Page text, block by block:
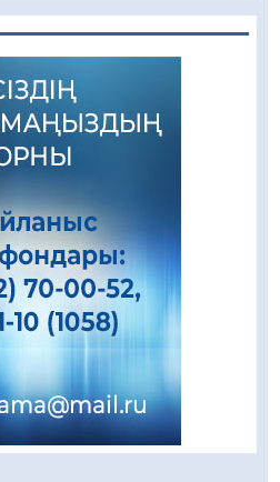
қалай табуға болады?»￼
сайлауынан
пікір зерттеуі
арттыруға
станциясы іске
өңір экономикасының